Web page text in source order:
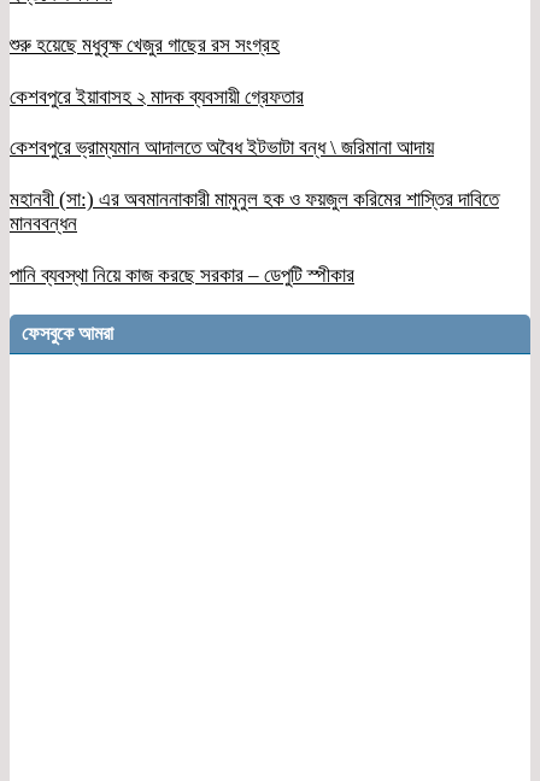
শুরু হয়েছে মধুবৃক্ষ খেজুর গাছের রস সংগ্রহ
কেশবপুরে ইয়াবাসহ ২ মাদক ব্যবসায়ী গ্রেফতার
কেশবপুরে ভ্রাম্যমান আদালতে অবৈধ ইটভাটা বন্ধ \ জরিমানা আদায়
মহানবী (সা:) এর অবমাননাকারী মামুনুল হক ও ফয়জুল করিমের শাস্তির দাবিতে
মানববন্ধন
পানি ব্যবস্থা নিয়ে কাজ করছে সরকার – ডেপুটি স্পীকার
ফেসবুকে আমরা